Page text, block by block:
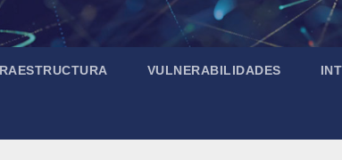
VULNERABILIDADES